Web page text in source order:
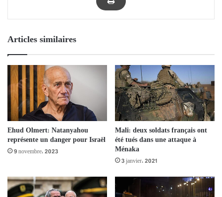
Articles similaires
Ehud Olmert: Natanyahou
représente un danger pour Israël
9 novembre، 2023
Mali: deux soldats français ont
été tués dans une attaque à
Ménaka
3 janvier، 2021